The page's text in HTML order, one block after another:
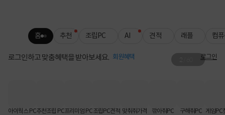
홈 추천 조립PC AI 견적 래플 컴
로그인하고 맞춤혜택을 받아보세요. 회원혜택 로그인
아이웍스 PC추천조립 PC프리미엄 PC조립PC견적 맞춰줘가격 깎아줘PC 구해줘PC 게임PC